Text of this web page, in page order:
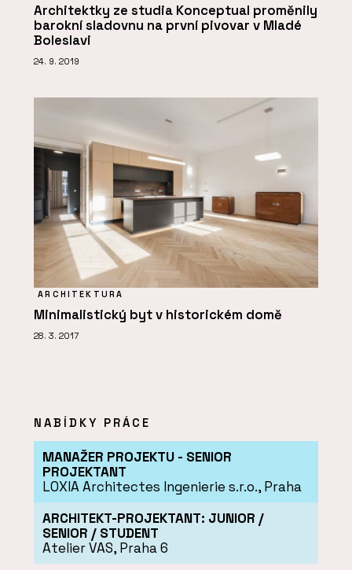
Architektky ze studia Konceptual proměnily
barokní sladovnu na první pivovar v Mladé
Boleslavi
24. 9. 2019
ARCHITEKTURA
Minimalistický byt v historickém domě
28. 3. 2017
NABÍDKY PRÁCE
MANAŽER PROJEKTU - SENIOR
PROJEKTANT
LOXIA Architectes Ingenierie s.r.o., Praha
ARCHITEKT-PROJEKTANT: JUNIOR /
SENIOR / STUDENT
Atelier VAS, Praha 6